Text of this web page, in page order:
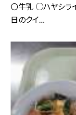
〇牛乳 ○ハヤシラ
日のクイ...